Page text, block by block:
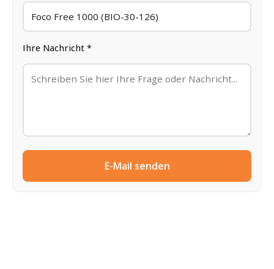
Ihre Nachricht *
E-Mail senden